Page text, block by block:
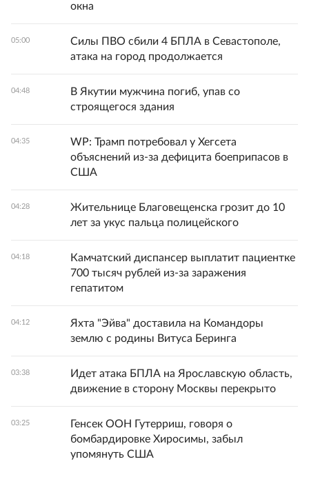
окна
05:00
Силы ПВО сбили 4 БПЛА в Севастополе,
атака на город продолжается
04:48
В Якутии мужчина погиб, упав со
строящегося здания
04:35
WP: Трамп потребовал у Хегсета
объяснений из-за дефицита боеприпасов в
США
04:28
Жительнице Благовещенска грозит до 10
лет за укус пальца полицейского
04:18
Камчатский диспансер выплатит пациентке
700 тысяч рублей из-за заражения
гепатитом
04:12
Яхта "Эйва" доставила на Командоры
землю с родины Витуса Беринга
03:38
Идет атака БПЛА на Ярославскую область,
движение в сторону Москвы перекрыто
03:25
Генсек ООН Гутерриш, говоря о
бомбардировке Хиросимы, забыл
упомянуть США